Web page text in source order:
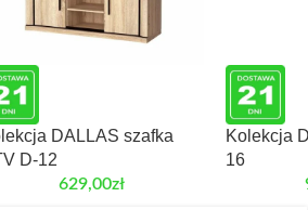
DALLAS szafka
D-12
629,00zł
Kolekcja
16